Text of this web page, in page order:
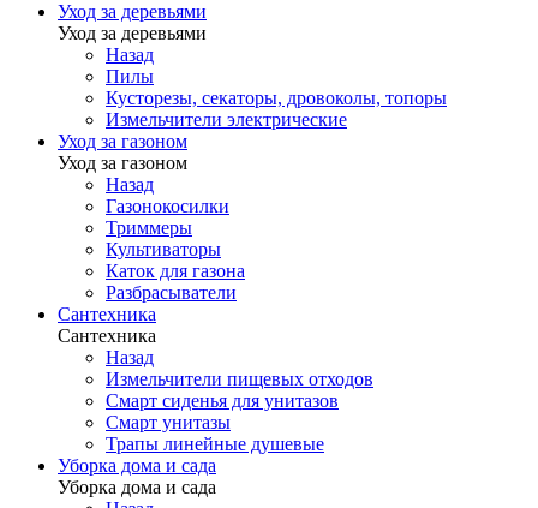
Уход за деревьями
Уход за деревьями
Назад
Пилы
Кусторезы, секаторы, дровоколы, топоры
Измельчители электрические
Уход за газоном
Уход за газоном
Назад
Газонокосилки
Триммеры
Культиваторы
Каток для газона
Разбрасыватели
Сантехника
Сантехника
Назад
Измельчители пищевых отходов
Смарт сиденья для унитазов
Смарт унитазы
Трапы линейные душевые
Уборка дома и сада
Уборка дома и сада